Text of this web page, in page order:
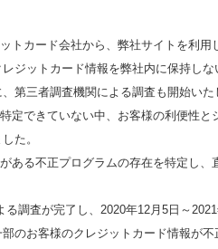
トカード会社から、弊社サイトを利
ジットカード情報を弊社内に保持し
第三者調査機関による調査も開始いた
定できていない中、お客様の利便性
た。
ある不正プログラムの存在を特定し
調査が完了し、2020年12月5日～
のお客様のクレジットカード情報が